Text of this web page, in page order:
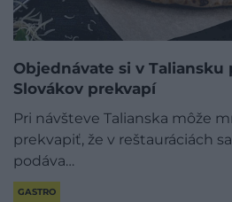
Objednávate si v Taliansku
Slovákov prekvapí
Pri návšteve Talianska môže
prekvapiť, že v reštauráciách
podáva…
GASTRO